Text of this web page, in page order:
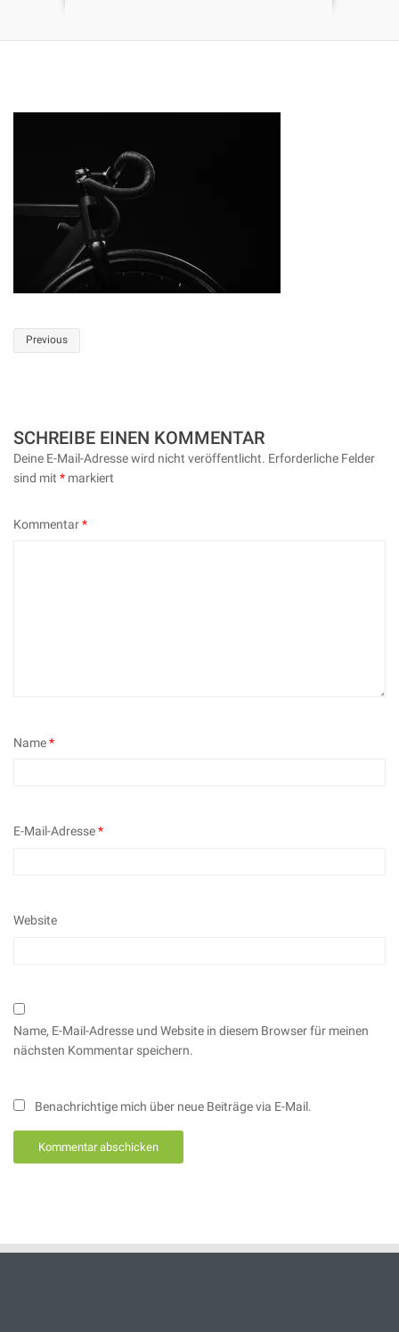
Post
Previous
SCHREIBE EINEN KOMMENTAR
Deine E-Mail-Adresse wird nicht veröffentlicht. Erforderliche Felder
sind mit * markiert
Kommentar*
Name*
E-Mail-Adresse*
Website
Name, E-Mail-Adresse und Website in diesem Browser für meinen
nächsten Kommentar speichern.
Benachrichtige mich über neue Beiträge via E-Mail.